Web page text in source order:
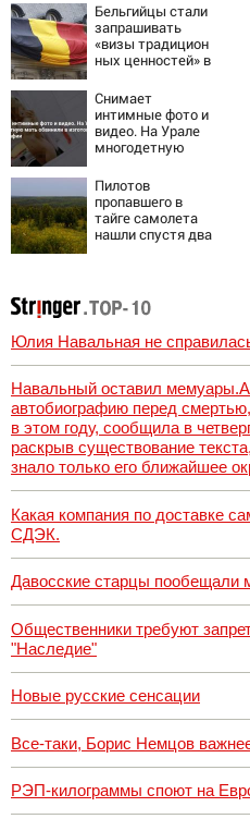
Бельгийцы стали
запрашивать
«визы традицион
ных ценностей» в
Снимает
интимные фото и
видео. На Урале
многодетную
изготовлении
порнографии
Пилотов
пропавшего в
тайге самолета
нашли спустя два
Юлия Навальная не
Навальный оставил
автобиографию перед
в этом году, сообщила в
раскрыв существование
знало только его ближайшее
Какая компания по доставке
СДЭК.
Давосские старцы пообещали
Общественники требуют
"Наследие"
Новые русские сенсации
Все-таки, Борис Немцов
РЭП-килограммы споют на